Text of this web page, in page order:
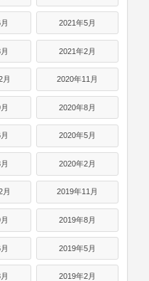
2021年5月
2021年2月
月 2020年11月
2020年8月
2020年5月
2020年2月
月 2019年11月
2019年8月
2019年5月
2019年2月